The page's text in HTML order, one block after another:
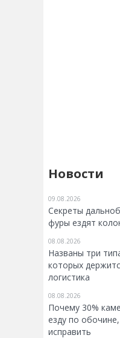
Новости
09.08.2026
Секреты
фуры ездят
08.08.2026
Названы три
которых
логистика
08.08.2026
Почему 30%
езду по
исправить